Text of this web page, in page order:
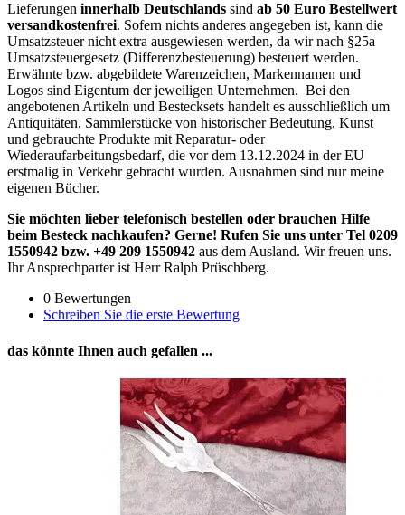
Lieferungen innerhalb Deutschlands sind ab 50 Euro Bestellwert
versandkostenfrei. Sofern nichts anderes angegeben ist, kann die
Umsatzsteuer nicht extra ausgewiesen werden, da wir nach §25a
Umsatzsteuergesetz (Differenzbesteuerung) besteuert werden.
Erwähnte bzw. abgebildete Warenzeichen, Markennamen und
Logos sind Eigentum der jeweiligen Unternehmen. Bei den
angebotenen Artikeln und Bestecksets handelt es ausschließlich um
Antiquitäten, Sammlerstücke von historischer Bedeutung, Kunst
und gebrauchte Produkte mit Reparatur- oder
Wiederaufarbeitungsbedarf, die vor dem 13.12.2024 in der EU
erstmalig in Verkehr gebracht wurden. Ausnahmen sind nur meine
eigenen Bücher.
Sie möchten lieber telefonisch bestellen oder brauchen Hilfe
beim Besteck nachkaufen? Gerne! Rufen Sie uns unter Tel 0209
1550942 bzw. +49 209 1550942 aus dem Ausland. Wir freuen uns.
Ihr Ansprechparter ist Herr Ralph Prüschberg.
0 Bewertungen
Schreiben Sie die erste Bewertung
das könnte Ihnen auch gefallen ...